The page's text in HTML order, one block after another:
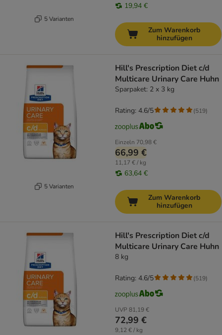
5 Varianten
19,94 €
Zum Warenkorb
hinzufügen
5 Varianten
Hill's Prescription Diet c/d
Multicare Urinary Care Huhn
Sparpaket: 2 x 3 kg
Einzeln 70,98 €
66,99 €
11,17 € / kg
63,64 €
Rating: 4.6/5 (519)
Zum Warenkorb
hinzufügen
Hill's Prescription Diet c/d
Multicare Urinary Care Huhn
8 kg
UVP 81,19 €
72,99 €
9,12 € / kg
Rating: 4.6/5 (519)